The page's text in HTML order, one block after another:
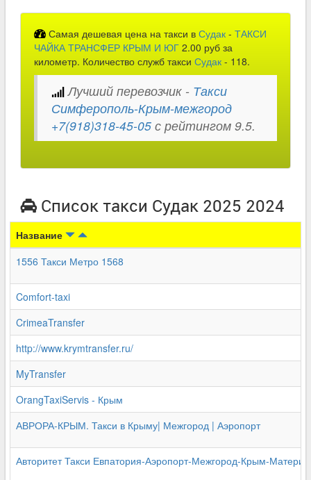
Самая дешевая цена на такси в Судак - ТАКСИ
ЧАЙКА ТРАНСФЕР КРЫМ И ЮГ 2.00 руб за
километр. Количество служб такси Судак - 118.
Лучший перевозчик - Такси
Симферополь-Крым-межгород
+7(918)318-45-05 с рейтингом 9.5.
Список такси Судак 2025 2024
Название
1556 Такси Метро 1568
Comfort-taxi
CrimeaTransfer
http://www.krymtransfer.ru/
MyTransfer
OrangTaxiServis - Крым
АВРОРА-КРЫМ. Такси в Крыму| Межгород | Аэропорт
Авторитет Такси Евпатория-Аэропорт-Межгород-Крым-Материк